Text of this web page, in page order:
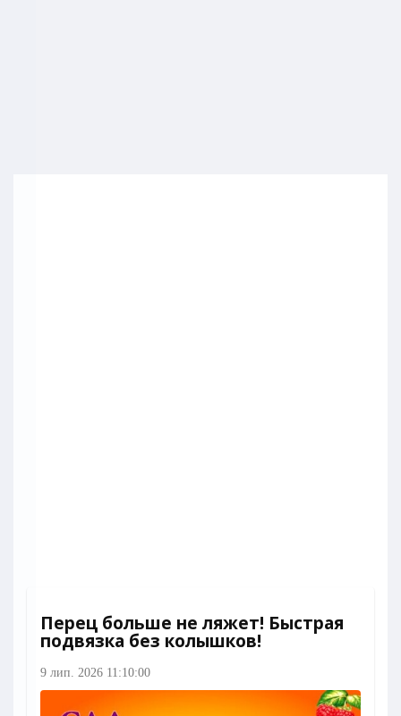
Перец больше не ляжет! Быстрая
подвязка без колышков!
9 лип. 2026 11:10:00